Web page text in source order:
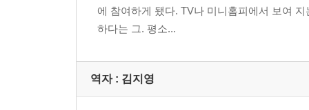
에 참여하게 됐다. TV나 미니홈피에서 보여
하다는 그. 평소...
역자 : 김지영